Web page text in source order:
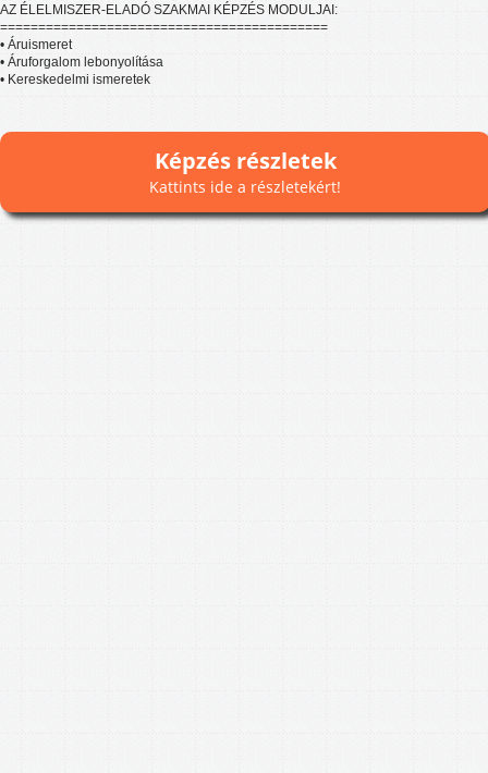
AZ ÉLELMISZER-ELADÓ SZAKMAI KÉPZÉS MODULJAI:
===========================================
• Áruismeret
• Áruforgalom lebonyolítása
• Kereskedelmi ismeretek
Képzés részletek
Kattints ide a részletekért!